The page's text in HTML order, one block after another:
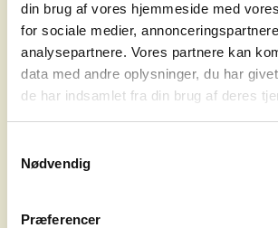
din brug af vores hjemmeside med
for sociale medier,
analysepartnere. Vores partnere kan
data med andre oplysninger, du har
de har indsamlet fra din brug af deres
Nødvendig
Præferencer
koncerter
agentur
syd for
solen
UDSOLGT
19
Charlie